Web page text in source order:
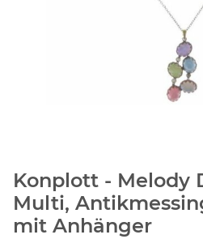
Konplott - Melody
Multi,
mit Anhänger